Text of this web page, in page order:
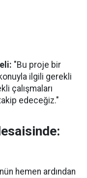
"Bu proje bir
ilgili gerekli
çalışmaları
edeceğiz."
hemen ardından